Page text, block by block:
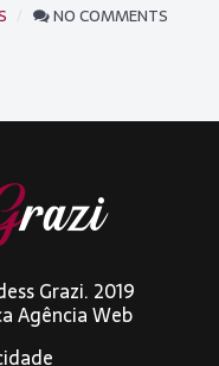
NO COMMENTS
Grazi. 2019
Agência Web